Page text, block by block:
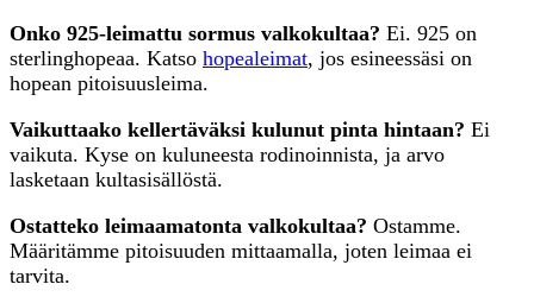
Onko 925-leimattu sormus valkokultaa? Ei. 925 on
sterlinghopeaa. Katso hopealeimat, jos esineessäsi on
hopean pitoisuusleima.
Vaikuttaako kellertäväksi kulunut pinta hintaan? Ei
vaikuta. Kyse on kuluneesta rodinoinnista, ja arvo
lasketaan kultasisällöstä.
Ostatteko leimaamatonta valkokultaa? Ostamme.
Määritämme pitoisuuden mittaamalla, joten leimaa ei
tarvita.